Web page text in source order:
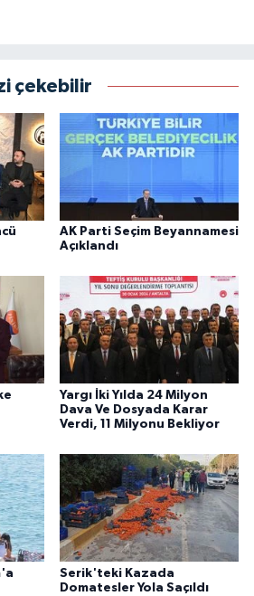
çekebilir
AK Parti Seçim Beyannamesi
Açıklandı
Yargı İki Yılda 24 Milyon
Dava Ve Dosyada Karar
Verdi, 11 Milyonu Bekliyor
Serik'teki Kazada
Domatesler Yola Saçıldı